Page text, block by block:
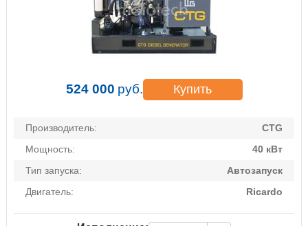
524 000 руб. Купить
Производитель:
CTG
Мощность:
40 кВт
Тип запуска:
Автозапуск
Двигатель:
Ricardo